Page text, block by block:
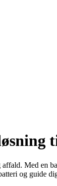
Med en
og guide